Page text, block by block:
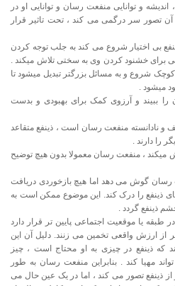
و توانایی منفعت رسان و توانایی او در
تصور سر درگمی می کند ، تحت تاثیر قرار
بی اختیار شروع می کند به جلب توجه کردن
برای خشنود کردن وی به سختی تلاش میکند .
شروع و به مسائل بزرگتر تبدیل میشود تا
میشود .
را ببیند و آرزوی کمک برای بهبودی و بدست
و نادانسته منفعت رسان است ، ذینفع متقاعد
را دارند .
میکند ، منفعت رسان معمولا بدون هیچ توضیح
رسان گوش می دهد اما هیچ بازخوردی دریافت
ذینفع را درک کند. این موضوع ممکن است به
ذینفع گردد .
یا موقعیت اجتماعی پایین تر قرار دارد
از ارزش واقعى تخمين می زنند. دلیل آن این
ذینفع در چیزی به او محتاج است ، چیز
مهیا کند . بنابراین منفعت رسان به طور
ذینفع تصور می کند ، اما در یک عین حال می